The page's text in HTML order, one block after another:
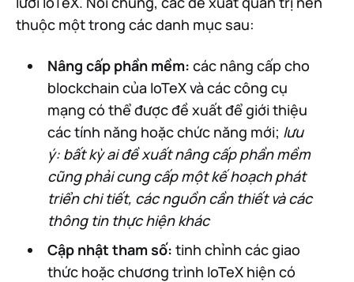
thuộc một trong các danh mục sau:
Nâng cấp phần mềm: các nâng cấp cho
blockchain của IoTeX và các công cụ
mạng có thể được đề xuất để giới thiệu
các tính năng hoặc chức năng mới; lưu
ý: bất kỳ ai đề xuất nâng cấp phần mềm
cũng phải cung cấp một kế hoạch phát
triển chi tiết, các nguồn cần thiết và các
thông tin thực hiện khác
Cập nhật tham số: tinh chỉnh các giao
thức hoặc chương trình IoTeX hiện có